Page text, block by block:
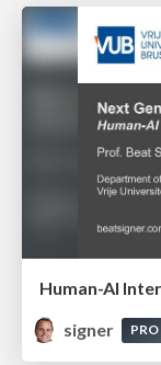
signer
PRO